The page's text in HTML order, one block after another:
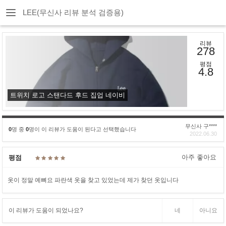
LEE(무신사 리뷰 분석 검증용)
트위치 로고 스탠다드 후드 집업 네이비
리뷰
278
평점
4.8
0명 중 0명이 이 리뷰가 도움이 된다고 선택했습니다
무신사 구****
2022.06.30
평점 아주 좋아요
옷이 정말 예뼈요 파란색 옷을 찾고 있었는데 제가 찾던 옷입니다
이 리뷰가 도움이 되었나요? 네 아니요